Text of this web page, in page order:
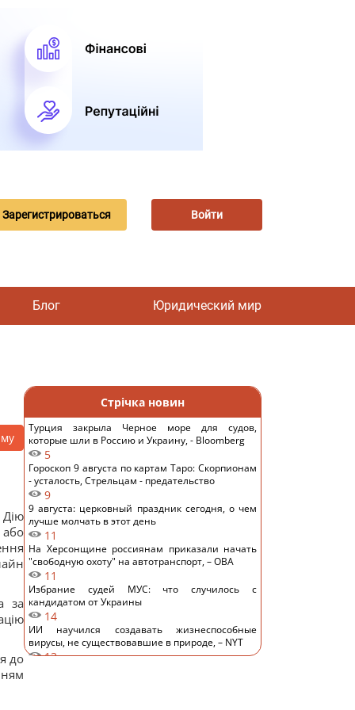
Зарегистрироваться Войти
Блог Юридический мир
за
до
Стрічка новин
Турция закрыла Черное море для судов,
которые шли в Россию и Украину, - Bloomberg
5
Гороскоп 9 августа по картам Таро: Скорпионам
- усталость, Стрельцам - предательство
9
9 августа: церковный праздник сегодня, о чем
лучше молчать в этот день
11
На Херсонщине россиянам приказали начать
"свободную охоту" на автотранспорт, – ОВА
11
Избрание судей МУС: что случилось с
кандидатом от Украины
14
ИИ научился создавать жизнеспособные
вирусы, не существовавшие в природе, – NYT
13